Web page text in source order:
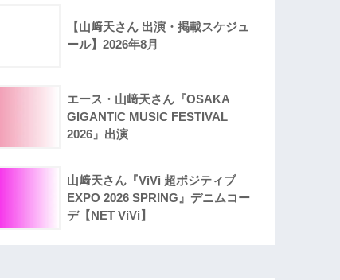
【山﨑天さん 出演・掲載スケジュ
ール】2026年8月
エース・山﨑天さん『OSAKA
GIGANTIC MUSIC FESTIVAL
2026』出演
山﨑天さん『ViVi 超ポジティブ
EXPO 2026 SPRING』デニムコー
デ【NET ViVi】